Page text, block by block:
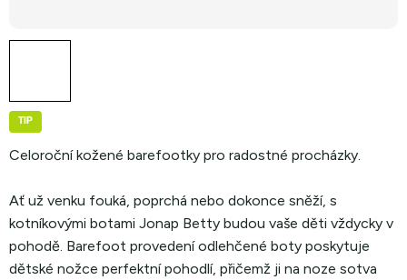
TIP
Celoroční kožené barefootky pro radostné procházky.
Ať už venku fouká, poprchá nebo dokonce sněží, s
kotníkovými botami Jonap Betty budou vaše děti vždycky v
pohodě. Barefoot provedení odlehčené boty poskytuje
dětské nožce perfektní pohodlí, přičemž ji na noze sotva